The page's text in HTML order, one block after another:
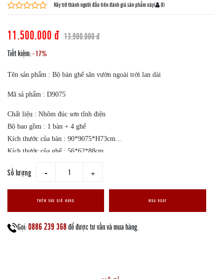
Hãy trở thành người đầu tiên đánh giá sản phẩm này( 0)
11.500.000 đ 13.900.000 đ
Tiết kiệm:- 17%
Tên sản phẩm : Bộ bàn ghế sân vườn ngoài trời lan dài
Mã sả phẩm : D9075
Chất liệu : Nhôm đúc sơn tĩnh điện
Bộ bao gồm : 1 bàn + 4 ghế
Kích thước của bàn : 90*9075*H73cm
Kích thước của ghế : 56*62*88cm
Màu sắc : Như hình đính kèm
Giao hàng nhanh trên toàn quốc
Số lượng giam tang
THÊM VÀO GIỎ HÀNG MUA NGAY
Gọi:0886 239 368để được tư vấn và mua hàng.